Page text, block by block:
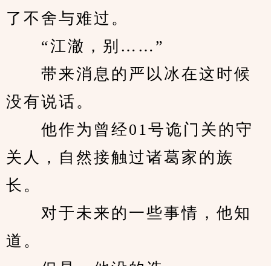
了不舍与难过。
“江澈，别……”
带来消息的严以冰在这时候
没有说话。
他作为曾经01号诡门关的守
关人，自然接触过诸葛家的族
长。
对于未来的一些事情，他知
道。